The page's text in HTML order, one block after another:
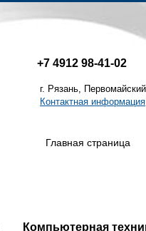
+7 4912 98-41-02
г. Рязань,
Контактная информация
Главная страница
Компьютерная